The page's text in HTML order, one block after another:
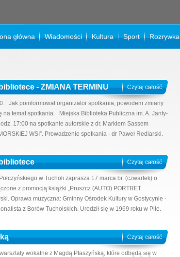
główna Wiadomości Kultura Sport Rozrywka
- ZMIANA TERMINU Czytaj całość
Jak poinformował organizator spotkania, powodem zmiany
temat spotkania. Miejska Biblioteka Publiczna im. A. Janty-
17:00 na spotkanie autorskie z dr. Markiem Sassem
WSI”. Prowadzenie spotkania - dr Paweł Redlarski.
Czytaj całość
w Tucholi zaprasza 17 marca br. (czwartek) o
z promocją książki „Pruszcz (AUTO) PORTRET
Oprawa muzyczna: Gminny Ośrodek Kultury w Gostycynie -
z Borów Tucholskich. Urodził się w 1969 roku w Pile.
Czytaj całość
wokalne z Magdą Ptaszyńską, które odbędą się w